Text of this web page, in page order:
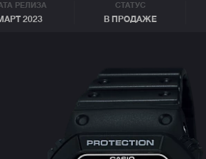
РЕЛИЗА
2023
СТАТУС
В ПРОДАЖЕ